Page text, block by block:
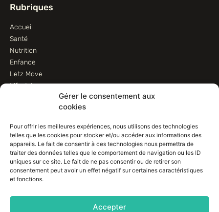
Gérer le consentement aux
cookies
Pour offrir les meilleures expériences, nous utilisons des technologies
telles que les cookies pour stocker et/ou accéder aux informations des
appareils. Le fait de consentir à ces technologies nous permettra de
traiter des données telles que le comportement de navigation ou les ID
uniques sur ce site. Le fait de ne pas consentir ou de retirer son
consentement peut avoir un effet négatif sur certaines caractéristiques
et fonctions.
Accepter
Rubriques
Accueil
Santé
Nutrition
Enfance
Letz Move
Lifestyle
Informations
Contactez-nous
Conditions d’utilisation
Conditions de vente
Déclaration de confidentialité (UE)
Imprint